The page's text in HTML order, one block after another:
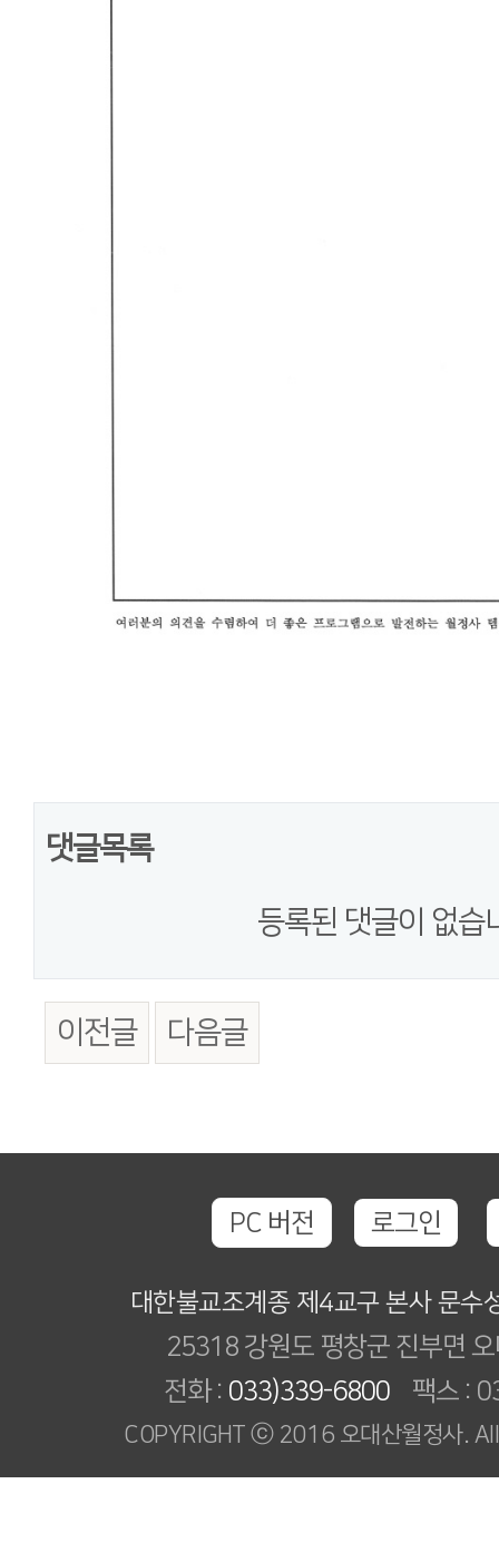
댓글목록
등록된 댓글이 없습
이전글 다음글
PC 버전 로그인
대한불교조계종 제4교구 본사 문수
25318 강원도 평창군 진부면
전화 : 033)339-6800 팩스 :
COPYRIGHT ⓒ 2016 오대산월정사.